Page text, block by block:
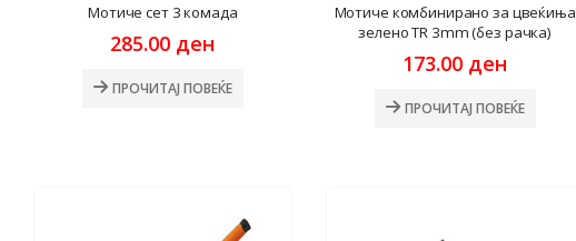
Мотиче сет 3 комада
285.00 ден
ПРОЧИТАЈ ПОВЕЌЕ
Мотиче комбинирано за цвеќиња
зелено TR 3mm (без рачка)
173.00 ден
ПРОЧИТАЈ ПОВЕЌЕ